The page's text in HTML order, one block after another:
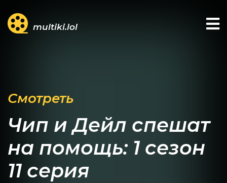
multiki.lol
Смотреть
Чип и Дейл спешат
на помощь: 1 сезон
11 серия